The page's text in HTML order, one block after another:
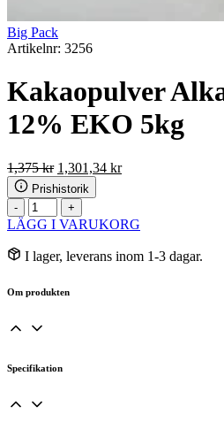
Big Pack
Artikelnr: 3256
Kakaopulver
12% EKO 5kg
1,375kr Det
ursprungliga
priset
var:
1,375 kr.
1,301,34 krDet
1,301,34 kr.
Prishistorik
-
Kakaopulver
Alkaliniserad
12%
EKO
mängd
+
LÄGG I VARUKORG
I lager, leverans inom 1-3 dagar.
Om produkten
Specifikation